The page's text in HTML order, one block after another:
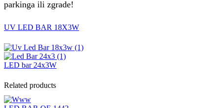
parkinga ili zgrade!
UV LED BAR 18X3W
LED bar 24x3W
Related products